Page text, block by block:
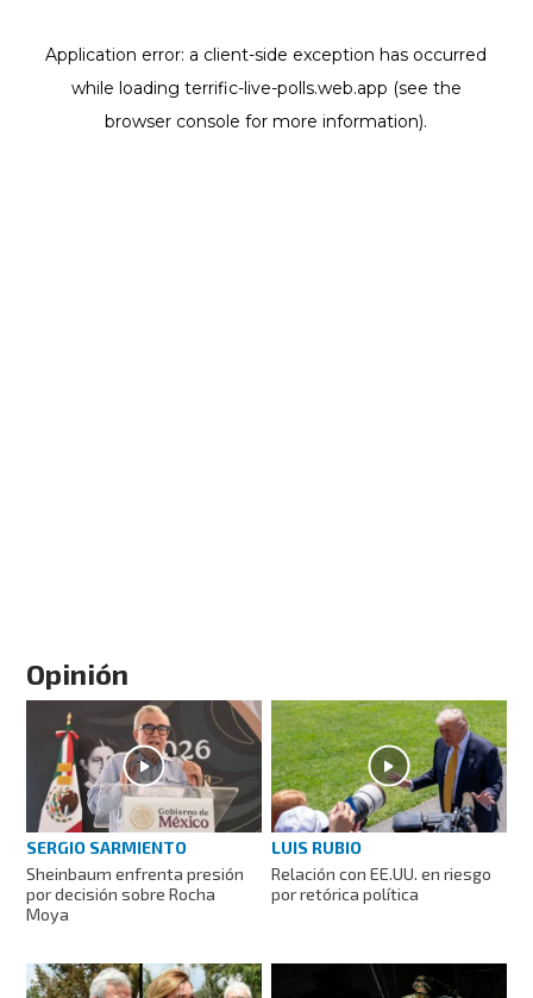
Opinión
SERGIO SARMIENTO
Sheinbaum enfrenta presión
por decisión sobre Rocha
Moya
LUIS RUBIO
Relación con EE.UU. en riesgo
por retórica política